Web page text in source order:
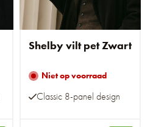
Shelby vilt pet Zwart
Niet op voorraad
Classic 8-panel design